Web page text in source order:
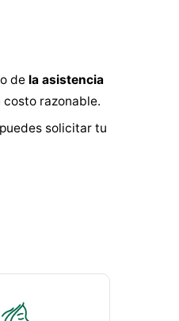
de la asistencia
razonable.
solicitar tu